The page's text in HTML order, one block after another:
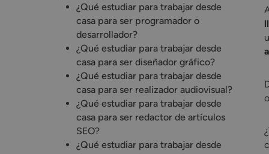
¿Qué estudiar para trabajar desde
casa para ser programador o
desarrollador?
¿Qué estudiar para trabajar desde
casa para ser diseñador gráfico?
¿Qué estudiar para trabajar desde
casa para ser realizador audiovisual?
¿Qué estudiar para trabajar desde
casa para ser redactor de artículos
SEO?
¿Qué estudiar para trabajar desde